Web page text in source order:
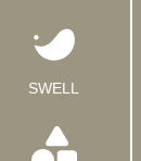
SWELL